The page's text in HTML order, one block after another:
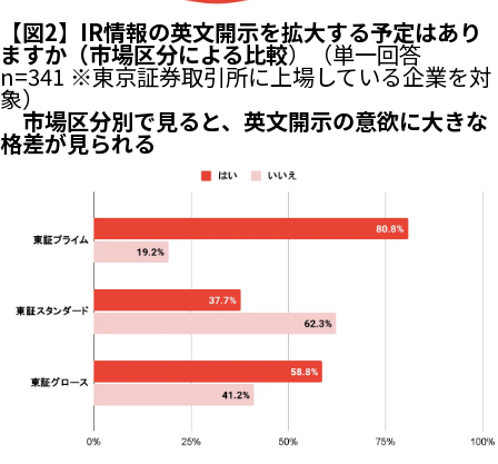
【図2】IR情報の英文開示を拡大する予定はあり
ますか（市場区分による比較）（単一回答
n=341 ※東京証券取引所に上場している企業を対
象）
市場区分別で見ると、英文開示の意欲に大きな
格差が見られる